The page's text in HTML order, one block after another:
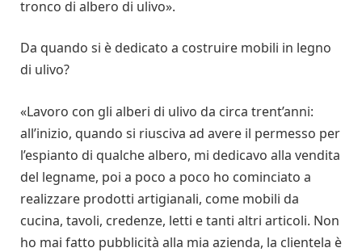
tronco di albero di ulivo».
Da quando si è dedicato a costruire mobili in legno
di ulivo?
«Lavoro con gli alberi di ulivo da circa trent’anni:
all’inizio, quando si riusciva ad avere il permesso per
l’espianto di qualche albero, mi dedicavo alla vendita
del legname, poi a poco a poco ho cominciato a
realizzare prodotti artigianali, come mobili da
cucina, tavoli, credenze, letti e tanti altri articoli. Non
ho mai fatto pubblicità alla mia azienda, la clientela è